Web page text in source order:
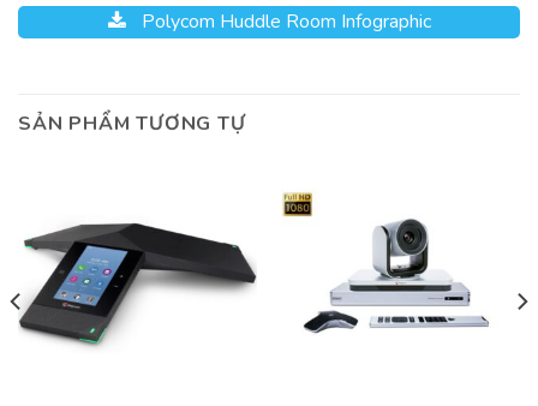
Polycom Huddle Room Infographic
SẢN PHẨM TƯƠNG TỰ